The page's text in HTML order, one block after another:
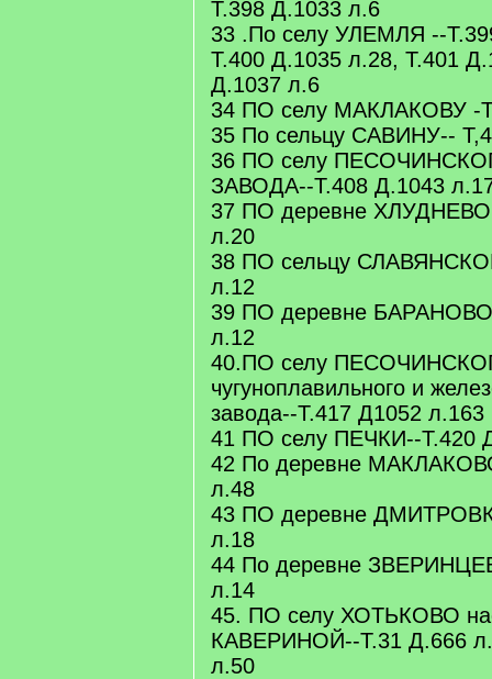
Т.398 Д.1033 л.6
33 .По селу УЛЕМЛЯ --
Т.400 Д.1035 л.28, Т.401
Д.1037 л.6
34 ПО селу МАКЛАКОВУ -
35 По сельцу САВИНУ--
36 ПО селу
ЗАВОДА--Т.408 Д.1043
37 ПО деревне
л.20
38 ПО сельцу
л.12
39 ПО деревне
л.12
40.ПО селу
чугуноплавильного и
завода--Т.417 Д1052 л.163
41 ПО селу ПЕЧКИ--Т.420
42 По деревне
л.48
43 ПО деревне
л.18
44 По деревне
л.14
45. ПО селу ХОТЬКОВО
КАВЕРИНОЙ--Т.31 Д.666
л.50